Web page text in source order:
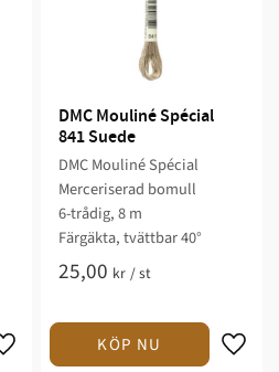
DMC Mouliné Spécial
841 Suede
DMC Mouliné Spécial
Merceriserad bomull
6-trådig, 8 m
Färgäkta, tvättbar 40°
25,00 kr /st